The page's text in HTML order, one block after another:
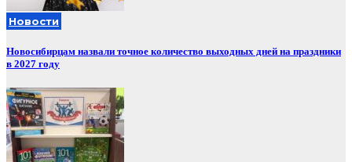
Новости
Новосибирцам назвали точное количество выходных дней на праздники
в 2027 году